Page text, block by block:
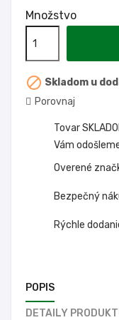
Množstvo
 Skladom u
Porovnaj
Tovar
Vám
Overené
Bezpečný
Rýchle
POPIS
DETAILY